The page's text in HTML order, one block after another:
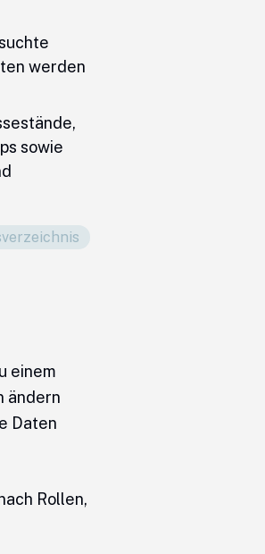
werden
sowie
einem
ändern
Daten
Rollen,